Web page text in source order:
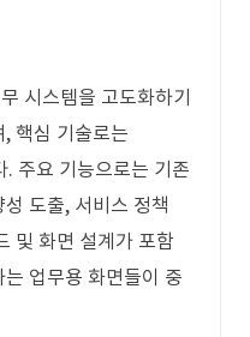
시스템을 고도화하기
핵심 기술로는
주요 기능으로는 기존
도출, 서비스 정책
및 화면 설계가 포함
업무용 화면들이 중